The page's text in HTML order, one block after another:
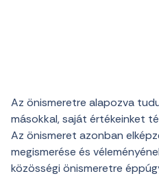
Az önismeretre alapozva
másokkal, saját értékeinket
Az önismeret azonban
megismerése és
közösségi önismeretre